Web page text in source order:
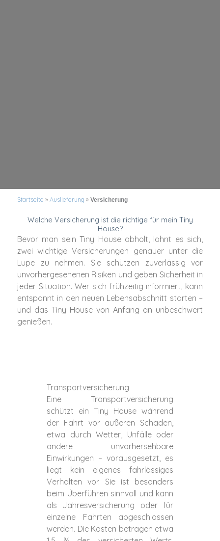
Startseite » Auslieferung » Versicherung
Welche Versicherung ist die richtige für mein Tiny
House?
Bevor man sein Tiny House abholt, lohnt es sich,
zwei wichtige Versicherungen genauer unter die
Lupe zu nehmen. Sie schützen zuverlässig vor
unvorhergesehenen Risiken und geben Sicherheit in
jeder Situation. Wer sich frühzeitig informiert, kann
entspannt in den neuen Lebensabschnitt starten –
und das Tiny House von Anfang an unbeschwert
genießen.
Transportversicherung
Eine Transportversicherung
schützt ein Tiny House während
der Fahrt vor äußeren Schäden,
etwa durch Wetter, Unfälle oder
andere unvorhersehbare
Einwirkungen – vorausgesetzt, es
liegt kein eigenes fahrlässiges
Verhalten vor. Sie ist besonders
beim Überführen sinnvoll und kann
als Jahresversicherung oder für
einzelne Fahrten abgeschlossen
werden. Die Kosten betragen etwa